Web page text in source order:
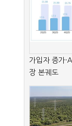
가입자 증가
장 본궤도